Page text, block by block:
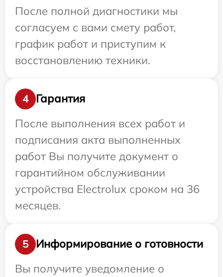
После полной диагностики мы
согласуем с вами смету работ,
график работ и приступим к
восстановлению техники.
4
Гарантия
После выполнения всех работ и
подписания акта выполненных
работ Вы получите документ о
гарантийном обслуживании
устройства Electrolux сроком на 36
месяцев.
5
Информирование о готовности
Вы получите уведомление о